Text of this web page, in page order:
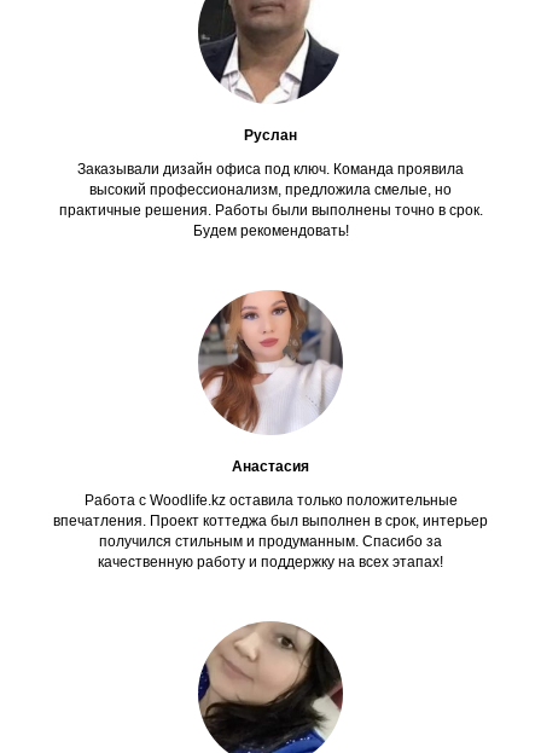
Руслан
Заказывали дизайн офиса под ключ. Команда проявила
высокий профессионализм, предложила смелые, но
практичные решения. Работы были выполнены точно в срок.
Будем рекомендовать!
Анастасия
Работа с Woodlife.kz оставила только положительные
впечатления. Проект коттеджа был выполнен в срок, интерьер
получился стильным и продуманным. Спасибо за
качественную работу и поддержку на всех этапах!